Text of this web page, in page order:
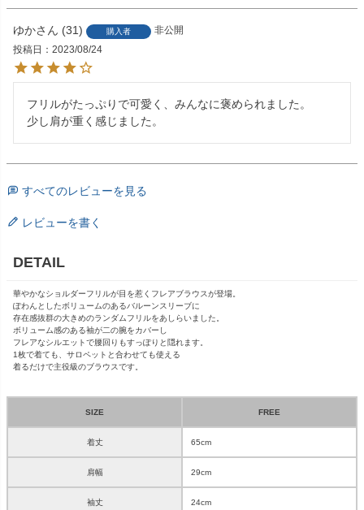
ゆか 31 購入者
非公開
投稿日
2023/08/24
フリルがたっぷりで可愛く、みんなに褒められました。
少し肩が重く感じました。
すべてのレビューを見る
レビューを書く
DETAIL
華やかなショルダーフリルが目を惹くフレアブラウスが登場。
ぽわんとしたボリュームのあるバルーンスリーブに
存在感抜群の大きめのランダムフリルをあしらいました。
ボリューム感のある袖が二の腕をカバーし
フレアなシルエットで腰回りもすっぽりと隠れます。
1枚で着ても、サロペットと合わせても使える
着るだけで主役級のブラウスです。
SIZE FREE
着丈 65cm
肩幅 29cm
袖丈 24cm